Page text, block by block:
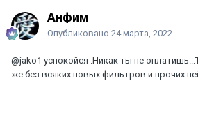
Анфим
Опубликовано 24 марта, 2022
@jako1 успокойся .Никак ты не
же без всяких новых фильтров и прочих